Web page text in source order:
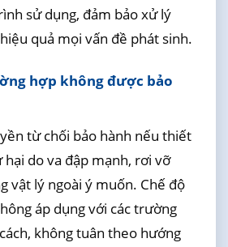
sử dụng, đảm bảo xử lý
quả mọi vấn đề phát sinh.
hợp không được bảo
từ chối bảo hành nếu thiết
do va đập mạnh, rơi vỡ
vật lý ngoài ý muốn. Chế độ
áp dụng với các trường
không tuân theo hướng